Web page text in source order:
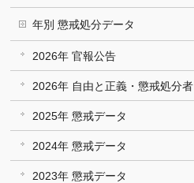
年別 懲戒処分データ
2026年 官報公告
2026年 自由と正義・懲戒処分者
2025年 懲戒データ
2024年 懲戒データ
2023年 懲戒データ